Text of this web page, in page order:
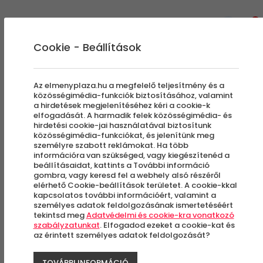
Cookie - Beállítások
Az elmenyplaza.hu a megfelelő teljesítmény és a
közösségimédia-funkciók biztosításához, valamint
a hirdetések megjelenítéséhez kéri a cookie-k
elfogadását. A harmadik felek közösségimédia- és
hirdetési cookie-jai használatával biztosítunk
közösségimédia-funkciókat, és jelenítünk meg
személyre szabott reklámokat. Ha több
információra van szükséged, vagy kiegészítenéd a
beállításaidat, kattints a További információ
gombra, vagy keresd fel a webhely alsó részéről
elérhető Cookie-beállítások területet. A cookie-kkal
kapcsolatos további információért, valamint a
személyes adatok feldolgozásának ismertetéséért
tekintsd megAdatvédelmi és cookie-kra vonatkozó
szabályzatunkat. Elfogadod ezeket a cookie-kat és
az érintett személyes adatok feldolgozását?